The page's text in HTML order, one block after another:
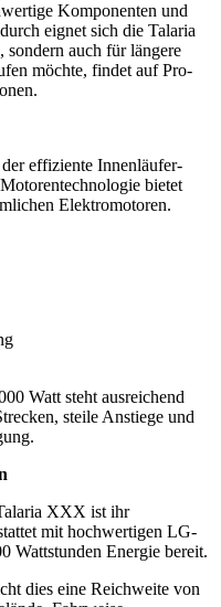
Komponenten und
eignet sich die Talaria
auch für längere
möchte, findet auf Pro-
effiziente Innenläufer-
bietet
Elektromotoren.
Watt steht ausreichend
steile Anstiege und
XXX ist ihr
mit hochwertigen LG-
Wattstunden Energie bereit.
dies eine Reichweite von